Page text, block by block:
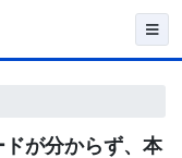
が分からず、本